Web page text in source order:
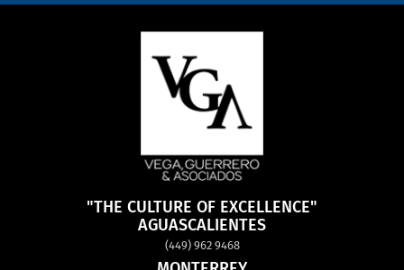
"THE CULTURE OF EXCELLENCE"
AGUASCALIENTES
(449) 962 9468